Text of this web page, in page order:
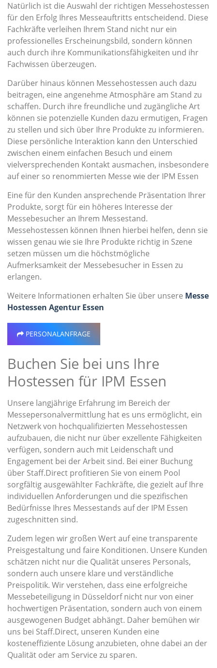
Natürlich ist die Auswahl der richtigen Messehostessen
für den Erfolg Ihres Messeauftritts entscheidend. Diese
Fachkräfte verleihen Ihrem Stand nicht nur ein
professionelles Erscheinungsbild, sondern können
auch durch ihre Kommunikationsfähigkeiten und ihr
Fachwissen überzeugen.
Darüber hinaus können Messehostessen auch dazu
beitragen, eine angenehme Atmosphäre am Stand zu
schaffen. Durch ihre freundliche und zugängliche Art
können sie potenzielle Kunden dazu ermutigen, Fragen
zu stellen und sich über Ihre Produkte zu informieren.
Diese persönliche Interaktion kann den Unterschied
zwischen einem einfachen Besuch und einem
vielversprechenden Kontakt ausmachen, insbesondere
auf einer so renommierten Messe wie der IPM Essen
Eine für den Kunden ansprechende Präsentation Ihrer
Produkte, sorgt für ein höheres Interesse der
Messebesucher an Ihrem Messestand.
Messehostessen können Ihnen hierbei helfen, denn sie
wissen genau wie sie Ihre Produkte richtig in Szene
setzen müssen um die höchstmögliche
Aufmerksamkeit der Messebesucher in Essen zu
erlangen.
Weitere Informationen erhalten Sie über unsere Messe
Hostessen Agentur Essen
PERSONALANFRAGE
Buchen Sie bei uns Ihre
Hostessen für IPM Essen
Unsere langjährige Erfahrung im Bereich der
Messepersonalvermittlung hat es uns ermöglicht, ein
Netzwerk von hochqualifizierten Messehostessen
aufzubauen, die nicht nur über exzellente Fähigkeiten
verfügen, sondern auch mit Leidenschaft und
Engagement bei der Arbeit sind. Bei einer Buchung
über Staff.Direct profitieren Sie von einem Pool
sorgfältig ausgewählter Fachkräfte, die gezielt auf Ihre
individuellen Anforderungen und die spezifischen
Bedürfnisse Ihres Messestands auf der IPM Essen
zugeschnitten sind.
Zudem legen wir großen Wert auf eine transparente
Preisgestaltung und faire Konditionen. Unsere Kunden
schätzen nicht nur die Qualität unseres Personals,
sondern auch unsere klare und verständliche
Preispolitik. Wir verstehen, dass eine erfolgreiche
Messebeteiligung in Düsseldorf nicht nur von einer
hochwertigen Präsentation, sondern auch von einem
ausgewogenen Budget abhängt. Daher bemühen wir
uns bei Staff.Direct, unseren Kunden eine
kosteneffiziente Lösung anzubieten, ohne dabei an der
Qualität oder am Service zu sparen.